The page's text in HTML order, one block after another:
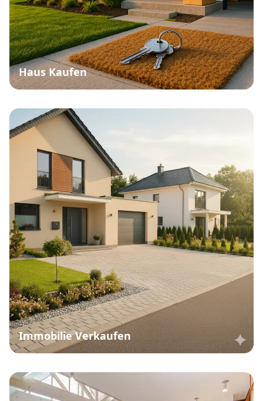
Haus Kaufen
Immobilie Verkaufen